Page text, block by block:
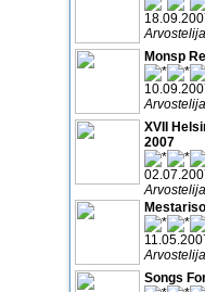
Monsp
XVII
2007
Songs